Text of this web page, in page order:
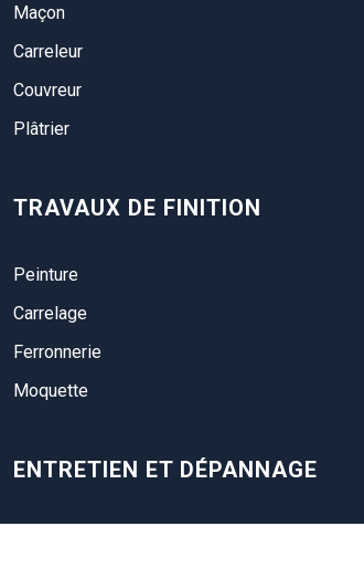
Maçon
Carreleur
Couvreur
Plâtrier
TRAVAUX DE FINITION
Peinture
Carrelage
Ferronnerie
Moquette
ENTRETIEN ET DÉPANNAGE